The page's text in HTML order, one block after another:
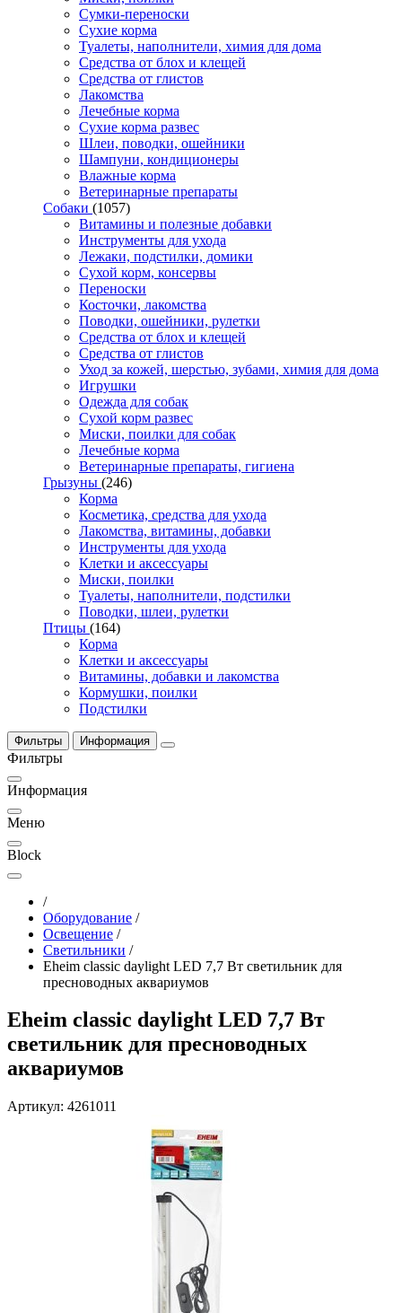
Сумки-переноски
Сухие корма
Туалеты, наполнители, химия для дома
Средства от блох и клещей
Средства от глистов
Лакомства
Лечебные корма
Сухие корма развес
Шлеи, поводки, ошейники
Шампуни, кондиционеры
Влажные корма
Ветеринарные препараты
Собаки (1057)
Витамины и полезные добавки
Инструменты для ухода
Лежаки, подстилки, домики
Сухой корм, консервы
Переноски
Косточки, лакомства
Поводки, ошейники, рулетки
Средства от блох и клещей
Средства от глистов
Уход за кожей, шерстью, зубами, химия для дома
Игрушки
Одежда для собак
Сухой корм развес
Миски, поилки для собак
Лечебные корма
Ветеринарные препараты, гигиена
Грызуны (246)
Корма
Косметика, средства для ухода
Лакомства, витамины, добавки
Инструменты для ухода
Клетки и аксессуары
Миски, поилки
Туалеты, наполнители, подстилки
Поводки, шлеи, рулетки
Птицы (164)
Корма
Клетки и аксессуары
Витамины, добавки и лакомства
Кормушки, поилки
Подстилки
Фильтры Информация
Фильтры
Информация
Меню
Block
/
Оборудование /
Освещение /
Светильники /
Eheim classic daylight LED 7,7 Вт светильник для
пресноводных аквариумов
Eheim classic daylight LED 7,7 Вт
светильник для пресноводных
аквариумов
Артикул: 4261011